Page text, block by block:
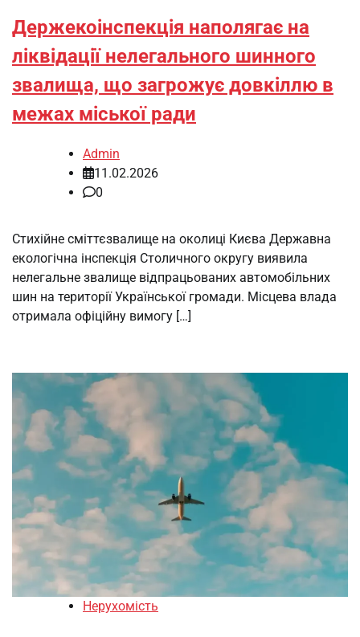
Держекоінспекція наполягає на
ліквідації нелегального шинного
звалища, що загрожує довкіллю в
межах міської ради
Admin
11.02.2026
0
Стихійне сміттєзвалище на околиці Києва Державна
екологічна інспекція Столичного округу виявила
нелегальне звалище відпрацьованих автомобільних
шин на території Української громади. Місцева влада
отримала офіційну вимогу […]
Нерухомість